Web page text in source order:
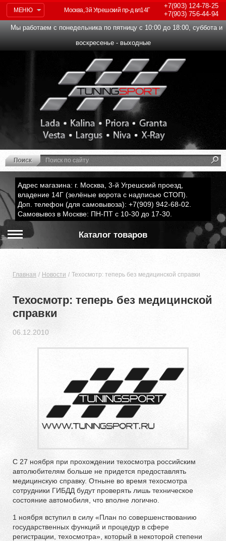
МЕНЮ
+7(903)124-78-25
+7(903)756-44-94
Москва, 3й Угрешский пр-д вл14Г
Мы работаем с понедельника по пятницу с 10:00 до 18:00, суббота и
воскресенье - выходные
Адрес магазина: г. Москва, 3-й Угрешский проезд,
владение 14Г (зелёные ворота с надписью СТОП).
Доп. телефон (для самовывоза): +7(909) 942-68-02.
Самовывоз в Москве: ПН-ПТ с 10-30 до 17-30.
Каталог товаров
Главная Новости Техосмотр: теперь без медицинской справки
Техосмотр: теперь без медицинской
справки
06.12.2010
С 27 ноября при прохождении техосмотра российским
автолюбителям больше не придется предоставлять
медицинскую справку. Отныне во время техосмотра
сотрудники ГИБДД будут проверять лишь техническое
состояние автомобиля, что вполне логично.
1 ноября вступил в силу «План по совершенствованию
государственных функций и процедур в сфере
регистрации, техосмотра», который в некоторой степени